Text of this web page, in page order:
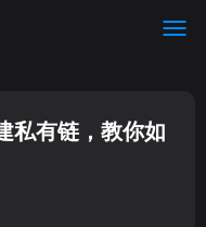
私有链，教你如